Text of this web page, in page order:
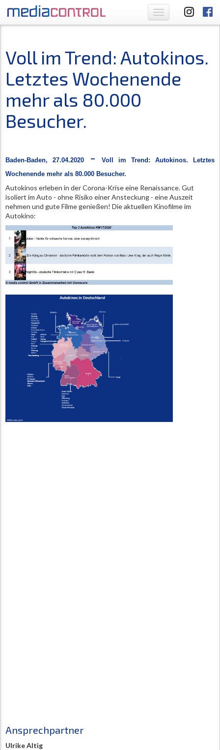
Toggle
navigation
Voll im Trend: Autokinos.
Letztes Wochenende
mehr als 80.000
Besucher.
Baden-Baden, 27.04.2020 -
Voll im Trend: Autokinos. Letztes
Wochenende mehr als 80.000 Besucher.
Autokinos erleben in der Corona-Krise eine Renaissance. Gut
isoliert im Auto - ohne Risiko einer Ansteckung - eine Auszeit
nehmen und gute Filme genießen! Die aktuellen Kinofilme im
Autokino:
Ansprechpartner
Ulrike Altig